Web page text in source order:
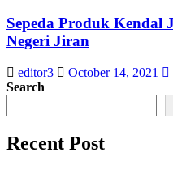
Sepeda Produk Kendal
Negeri Jiran
editor3 October 14, 2021
Search
Recent Post